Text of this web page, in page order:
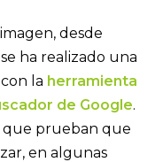
desde
ha realizado una
la herramienta
de Google.
que prueban que
en algunas